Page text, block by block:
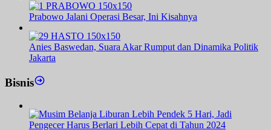
Prabowo Jalani Operasi Besar, Ini Kisahnya
Anies Baswedan, Suara Akar Rumput dan Dinamika Politik
Jakarta
Bisnis